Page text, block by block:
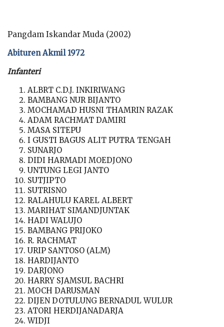
Pangdam Iskandar Muda (2002)
Abituren Akmil 1972
Infanteri
ALBRT C.D.J. INKIRIWANG
BAMBANG NUR BIJANTO
MOCHAMAD HUSNI THAMRIN RAZAK
ADAM RACHMAT DAMIRI
MASA SITEPU
I GUSTI BAGUS ALIT PUTRA TENGAH
SUNARJO
DIDI HARMADI MOEDJONO
UNTUNG LEGI JANTO
SUTJIPTO
SUTRISNO
RALAHULU KAREL ALBERT
MARIHAT SIMANDJUNTAK
HADI WALUJO
BAMBANG PRIJOKO
R. RACHMAT
URIP SANTOSO (ALM)
HARDIJANTO
DARJONO
HARRY SJAMSUL BACHRI
MOCH DARUSMAN
DIJEN DOTULUNG BERNADUL WULUR
ATORI HERDIJANADARJA
WIDJI